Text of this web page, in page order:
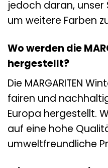
jedoch daran, unser
um weitere Farben
Wo werden die
hergestellt?
Die MARGARITEN
fairen und
Europa hergestellt.
auf eine hohe
umweltfreundliche